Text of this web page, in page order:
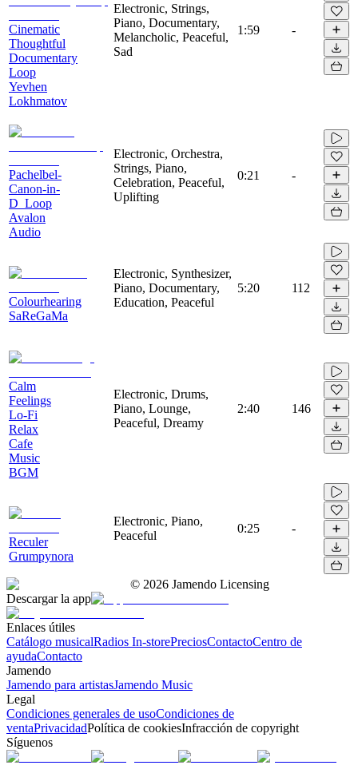
Cinematic
Thoughtful
Documentary
Loop
Yevhen
Lokhmatov
Electronic, Strings,
Piano, Documentary,
Melancholic, Peaceful,
Sad
1:59 -
Pachelbel-
Canon-in-
D_Loop
Avalon
Audio
Electronic, Orchestra,
Strings, Piano,
Celebration, Peaceful,
Uplifting
0:21 -
Colourhearing
SaReGaMa
Electronic, Synthesizer,
Piano, Documentary,
Education, Peaceful
5:20 112
Calm
Feelings
Lo-Fi
Relax
Cafe
Music
BGM
Electronic, Drums,
Piano, Lounge,
Peaceful, Dreamy
2:40 146
Reculer
Grumpynora
Electronic, Piano,
Peaceful
0:25 -
© 2026 Jamendo Licensing
Descargar la app
Enlaces útiles
Catálogo musicalRadios In-storePreciosContactoCentro de
ayudaContacto
Jamendo
Jamendo para artistasJamendo Music
Legal
Condiciones generales de usoCondiciones de
ventaPrivacidadPolítica de cookiesInfracción de copyright
Síguenos